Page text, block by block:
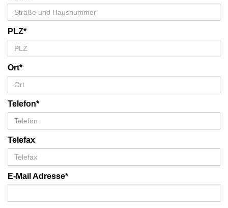
PLZ*
Ort*
Telefon*
Telefax
E-Mail Adresse*